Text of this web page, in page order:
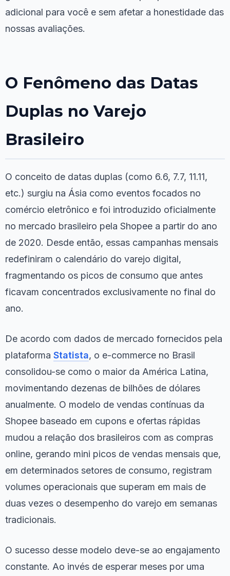
adicional para você e sem afetar a honestidade das
nossas avaliações.
O Fenômeno das Datas
Duplas no Varejo
Brasileiro
O conceito de datas duplas (como 6.6, 7.7, 11.11,
etc.) surgiu na Ásia como eventos focados no
comércio eletrônico e foi introduzido oficialmente
no mercado brasileiro pela Shopee a partir do ano
de 2020. Desde então, essas campanhas mensais
redefiniram o calendário do varejo digital,
fragmentando os picos de consumo que antes
ficavam concentrados exclusivamente no final do
ano.
De acordo com dados de mercado fornecidos pela
plataforma Statista, o e-commerce no Brasil
consolidou-se como o maior da América Latina,
movimentando dezenas de bilhões de dólares
anualmente. O modelo de vendas contínuas da
Shopee baseado em cupons e ofertas rápidas
mudou a relação dos brasileiros com as compras
online, gerando mini picos de vendas mensais que,
em determinados setores de consumo, registram
volumes operacionais que superam em mais de
duas vezes o desempenho do varejo em semanas
tradicionais.
O sucesso desse modelo deve-se ao engajamento
constante. Ao invés de esperar meses por uma